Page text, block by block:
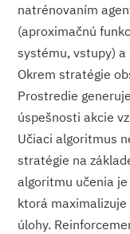
natrénovaním
(aproximačnú
systému, vstupy)
Okrem stratégie
Prostredie
úspešnosti akcie
Učiaci algoritmus
stratégie na
algoritmu učenia
ktorá
úlohy.